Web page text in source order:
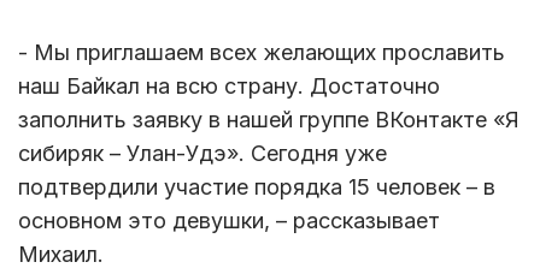
- Мы приглашаем всех желающих прославить
наш Байкал на всю страну. Достаточно
заполнить заявку в нашей группе ВКонтакте «Я
сибиряк – Улан-Удэ». Сегодня уже
подтвердили участие порядка 15 человек – в
основном это девушки, – рассказывает
Михаил.